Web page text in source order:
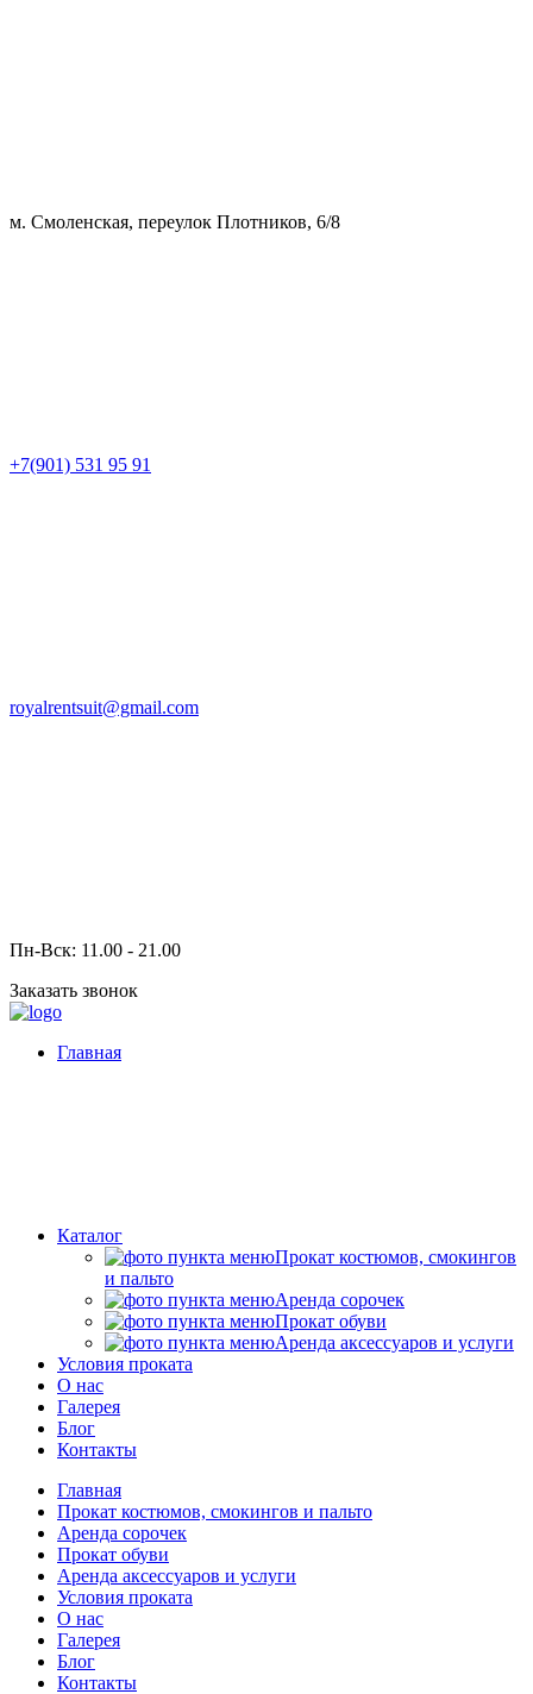
м. Смоленская, переулок Плотников, 6/8
+7(901) 531 95 91
royalrentsuit@gmail.com
Пн-Вск: 11.00 - 21.00
Заказать звонок
Главная
Каталог
Прокат костюмов, смокингов
и пальто
Аренда сорочек
Прокат обуви
Аренда аксессуаров и услуги
Условия проката
О нас
Галерея
Блог
Контакты
Главная
Прокат костюмов, смокингов и пальто
Аренда сорочек
Прокат обуви
Аренда аксессуаров и услуги
Условия проката
О нас
Галерея
Блог
Контакты